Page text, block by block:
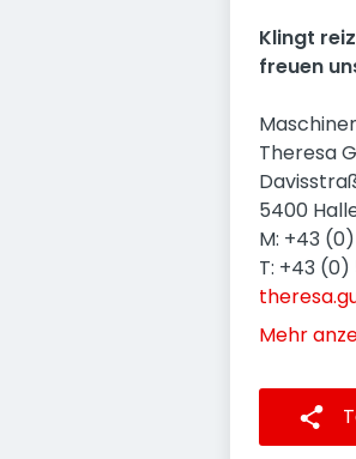
Klingt
freuen
Theresa
5400
M: +43
T: +43
Mehr